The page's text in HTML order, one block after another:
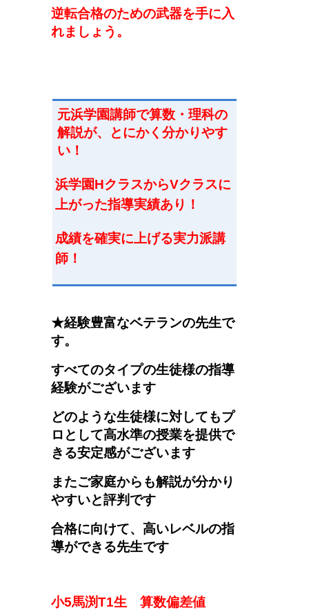
逆転合格のための武器を手に入
れましょう。
元浜学園講師で算数・理科の
解説が、とにかく分かりやす
い！
浜学園HクラスからVクラスに
上がった指導実績あり！
成績を確実に上げる実力派講
師 ！
★経験豊富なベテランの先生で
す。
すべてのタイプの生徒様の指導
経験がございます
どのような生徒様に対してもプ
ロとして高水準の授業を提供で
きる安定感がございます
またご家庭からも解説が分かり
やすいと評判です
合格に向けて、高いレベルの指
導ができる先生です
小5馬渕T1生
算数偏差値